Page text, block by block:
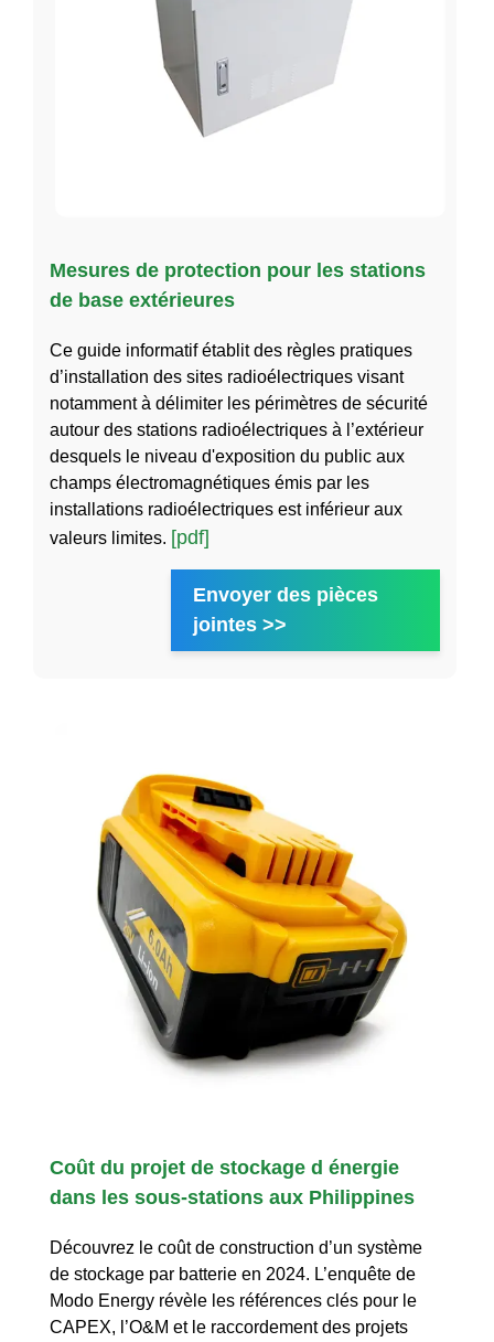
Mesures de protection pour les stations
de base extérieures
Ce guide informatif établit des règles pratiques
d’installation des sites radioélectriques visant
notamment à délimiter les périmètres de sécurité
autour des stations radioélectriques à l’extérieur
desquels le niveau d'exposition du public aux
champs électromagnétiques émis par les
installations radioélectriques est inférieur aux
valeurs limites. [pdf]
Envoyer des pièces
jointes >>
Coût du projet de stockage d énergie
dans les sous-stations aux Philippines
Découvrez le coût de construction d’un système
de stockage par batterie en 2024. L’enquête de
Modo Energy révèle les références clés pour le
CAPEX, l’O&M et le raccordement des projets